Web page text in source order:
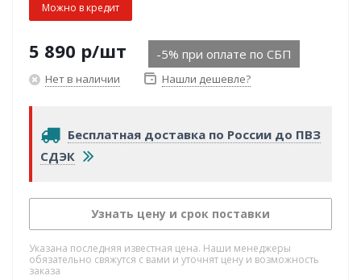
Можно в кредит
5 890 р/шт -5% при оплате по СБП
Нет в наличии Нашли дешевле?
Бесплатная доставка по России до ПВЗ
СДЭК
Узнать цену и срок поставки
Указана последняя известная цена. Наши менеджеры
обязательно свяжутся с вами и уточнят цену и возможность
заказа